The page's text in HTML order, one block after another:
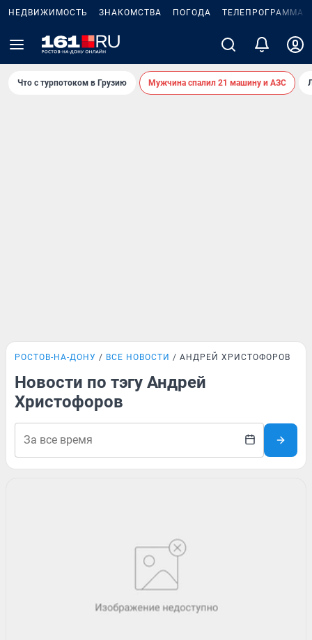
НЕДВИЖИМОСТЬ ЗНАКОМСТВА ПОГОДА ТЕЛЕПРОГРАММА
Что с турпотоком в Грузию Мужчина спалил 21 машину и АЗС
РОСТОВ-НА-ДОНУ ВСЕ НОВОСТИ АНДРЕЙ ХРИСТОФОРОВ
Новости по тэгу Андрей
Христофоров